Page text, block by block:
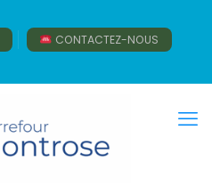
CONTACTEZ-NOUS